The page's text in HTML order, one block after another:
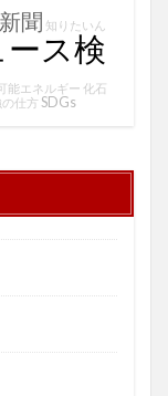
聞 知りたいん
ース検
能エネルギー 化石
の仕方 SDGs